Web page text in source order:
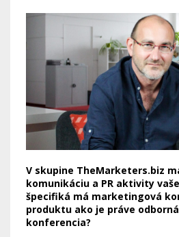
V skupine TheMarketers.biz
komunikáciu a PR aktivity
špecifiká má marketingová
produktu ako je práve
konferencia?